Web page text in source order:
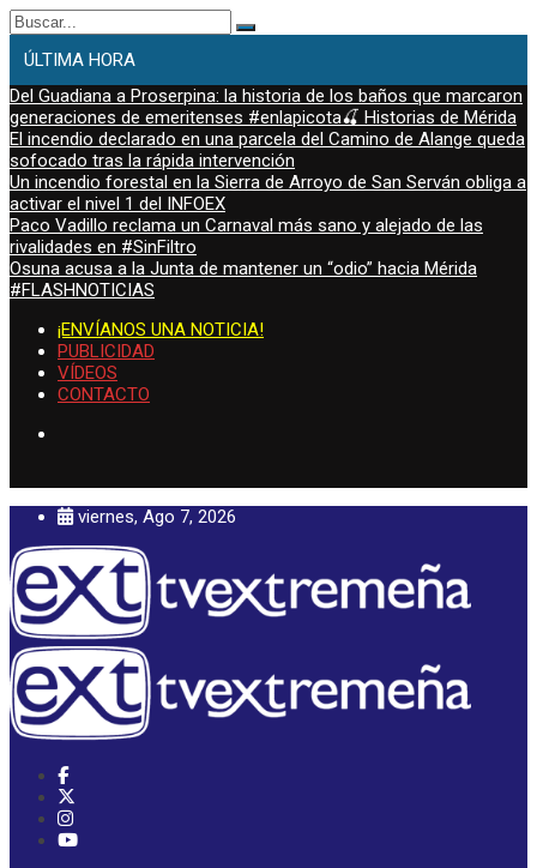
Buscar:
ÚLTIMA HORA
Del Guadiana a Proserpina: la historia de los baños que marcaron
generaciones de emeritenses #enlapicota🍒 Historias de Mérida
El incendio declarado en una parcela del Camino de Alange queda
sofocado tras la rápida intervención
Un incendio forestal en la Sierra de Arroyo de San Serván obliga a
activar el nivel 1 del INFOEX
Paco Vadillo reclama un Carnaval más sano y alejado de las
rivalidades en #SinFiltro
Osuna acusa a la Junta de mantener un “odio” hacia Mérida
#FLASHNOTICIAS
¡ENVÍANOS UNA NOTICIA!
PUBLICIDAD
VÍDEOS
CONTACTO
viernes, Ago 7, 2026